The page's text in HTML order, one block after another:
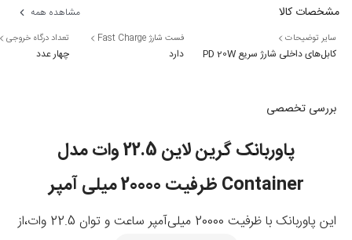
مشخصات کالا مشاهده همه
سایر توضیحات
کابل‌های داخلی شارژ سریع PD 20W
فست شارژ Fast Charge
دارد
تعداد درگاه خروجی
چهار عدد
بررسی تخصصی
پاوربانک گرین لاین 22.5 وات مدل
Container ظرفیت 20000 میلی آمپر
این پاوربانک با ظرفیت 20000 میلی‌آمپر ساعت و توان 22.5 وات،از